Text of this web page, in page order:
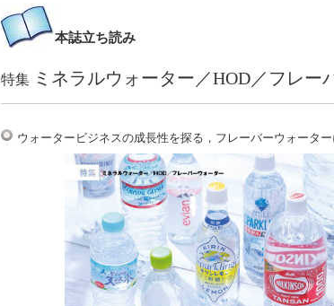
本誌立ち読み
特集 ミネラルウォーター／HOD／フレー
ウォータービジネスの成長性を探る，フレーバーウォータ